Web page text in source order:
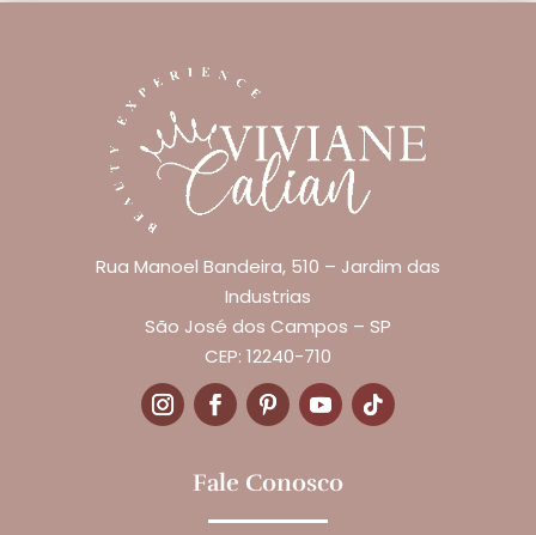
Rua Manoel Bandeira, 510 – Jardim das
Industrias
São José dos Campos – SP
CEP: 12240-710
Fale Conosco